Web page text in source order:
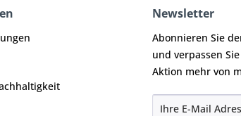
Newsletter
Abonnieren Sie
und verpassen
Aktion mehr von